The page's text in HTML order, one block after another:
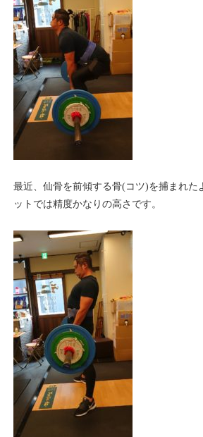
最近、仙骨を前傾する骨(コツ)を捕まれた
ットでは精度かなりの高さです。